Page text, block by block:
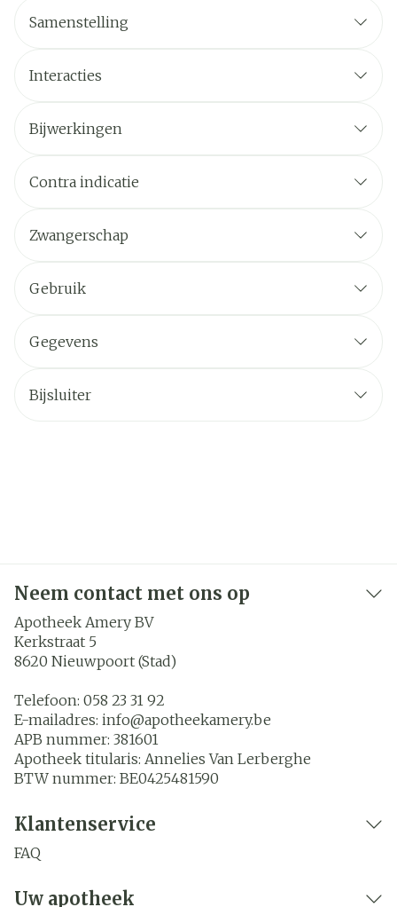
Samenstelling
Interacties
Bijwerkingen
Contra indicatie
Zwangerschap
Gebruik
Gegevens
Bijsluiter
Neem contact met ons op
Apotheek Amery BV
Kerkstraat 5
8620 Nieuwpoort (Stad)
Telefoon: 058 23 31 92
E-mailadres: info@apotheekamery.be
APB nummer: 381601
Apotheek titularis: Annelies Van Lerberghe
BTW nummer: BE0425481590
Klantenservice
FAQ
Uw apotheek